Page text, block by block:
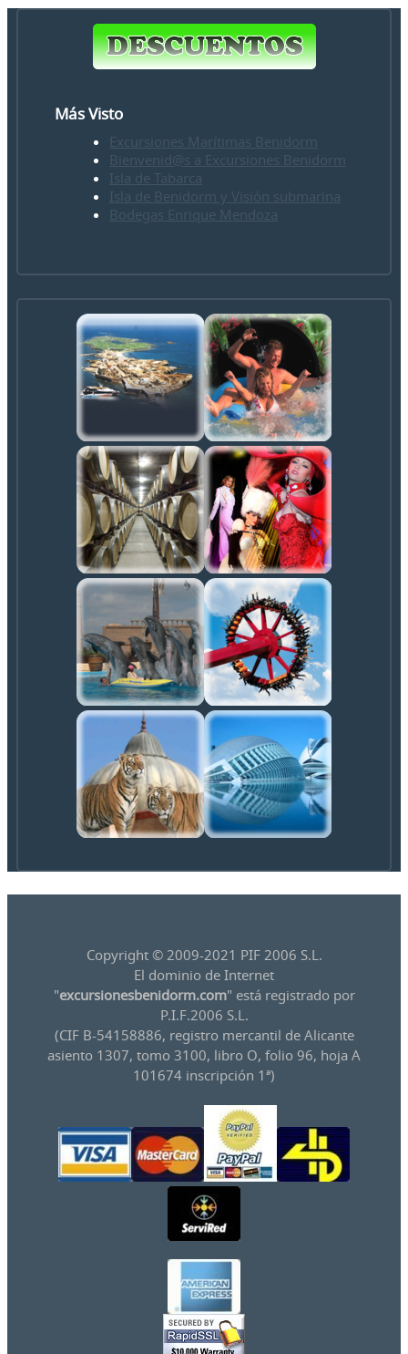
Más Visto
Excursiones Marítimas Benidorm
Bienvenid@s a Excursiones Benidorm
Isla de Tabarca
Isla de Benidorm y Visión submarina
Bodegas Enrique Mendoza
Copyright © 2009-2021 PIF 2006 S.L.
El dominio de Internet
"excursionesbenidorm.com" está registrado por
P.I.F.2006 S.L.
(CIF B-54158886, registro mercantil de Alicante
asiento 1307, tomo 3100, libro O, folio 96, hoja A
101674 inscripción 1ª)